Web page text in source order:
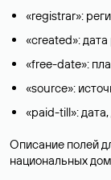
«registrar»:
«created»:
«free-date»:
«source»:
«paid-till»:
Описание полей
национальных